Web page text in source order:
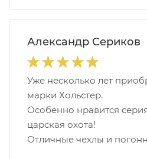
Александр Сериков
Уже несколько лет
марки Хольстер.
Особенно нравится
царская охота!
Отличные чехлы и